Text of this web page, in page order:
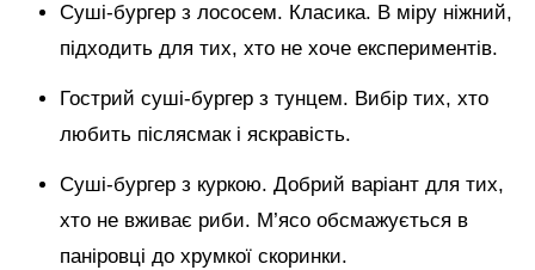
Суші-бургер з лососем. Класика. В міру ніжний,
підходить для тих, хто не хоче експериментів.
Гострий суші-бургер з тунцем. Вибір тих, хто
любить післясмак і яскравість.
Суші-бургер з куркою. Добрий варіант для тих,
хто не вживає риби. М’ясо обсмажується в
паніровці до хрумкої скоринки.